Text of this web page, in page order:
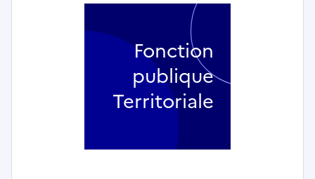
Fonction
publique
Territoriale